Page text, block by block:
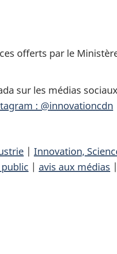
offerts par le
sur les médias
: @innovationcdn
| Innovation,
| avis aux médias |